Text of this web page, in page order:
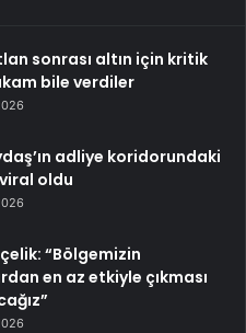
sonrası altın için kritik
bile verdiler
adliye koridorundaki
oldu
“Bölgemizin
en az etkiyle çıkması